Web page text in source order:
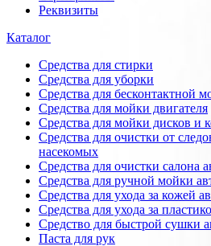
Реквизиты
Каталог
Средства для стирки
Средства для уборки
Средства для бесконтактной
Средства для мойки двигателя
Средства для мойки дисков и
Средства для очистки от
насекомых
Средства для очистки салона
Средства для ручной мойки
Средства для ухода за кожей
Средства для ухода за
Средство для быстрой сушки
Паста для рук